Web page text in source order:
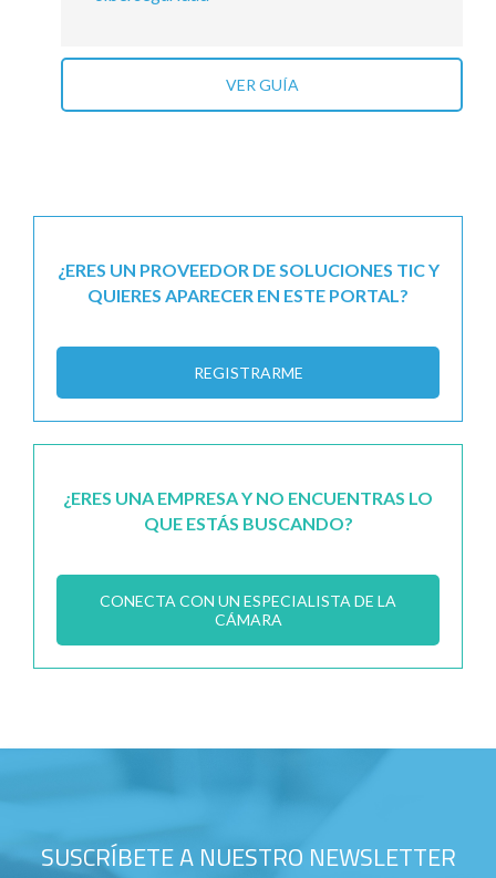
VER GUÍA
¿ERES UN PROVEEDOR DE SOLUCIONES TIC Y
QUIERES APARECER EN ESTE PORTAL?
REGISTRARME
¿ERES UNA EMPRESA Y NO ENCUENTRAS LO
QUE ESTÁS BUSCANDO?
CONECTA CON UN ESPECIALISTA DE LA
CÁMARA
SUSCRÍBETE A NUESTRO NEWSLETTER